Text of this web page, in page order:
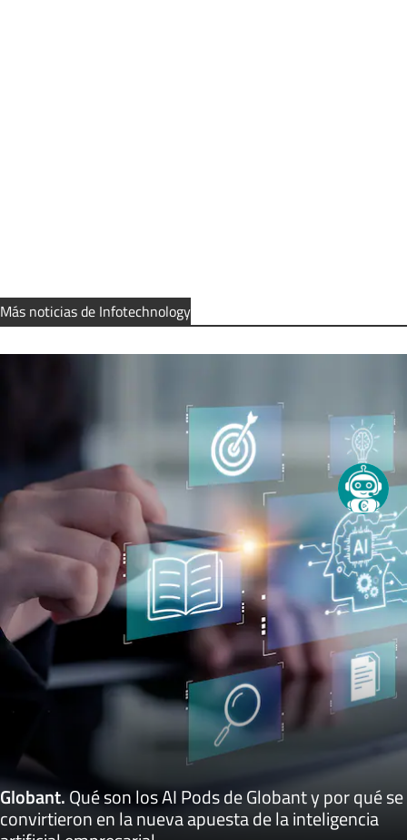
Más noticias de Infotechnology
Globant.Qué son los AI Pods de Globant y por qué se
convirtieron en la nueva apuesta de la inteligencia